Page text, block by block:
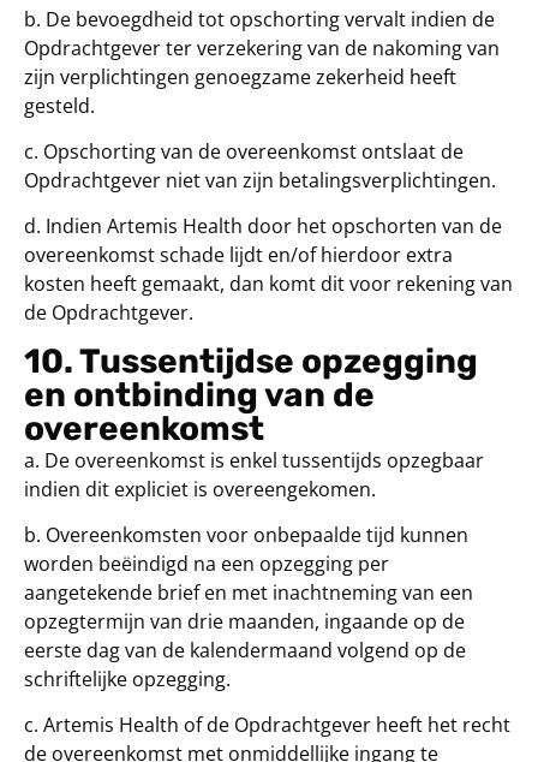
b. De bevoegdheid tot opschorting vervalt indien de
Opdrachtgever ter verzekering van de nakoming van
zijn verplichtingen genoegzame zekerheid heeft
gesteld.
c. Opschorting van de overeenkomst ontslaat de
Opdrachtgever niet van zijn betalingsverplichtingen.
d. Indien Artemis Health door het opschorten van de
overeenkomst schade lijdt en/of hierdoor extra
kosten heeft gemaakt, dan komt dit voor rekening van
de Opdrachtgever.
10. Tussentijdse opzegging
en ontbinding van de
overeenkomst
a. De overeenkomst is enkel tussentijds opzegbaar
indien dit expliciet is overeengekomen.
b. Overeenkomsten voor onbepaalde tijd kunnen
worden beëindigd na een opzegging per
aangetekende brief en met inachtneming van een
opzegtermijn van drie maanden, ingaande op de
eerste dag van de kalendermaand volgend op de
schriftelijke opzegging.
c. Artemis Health of de Opdrachtgever heeft het recht
de overeenkomst met onmiddellijke ingang te